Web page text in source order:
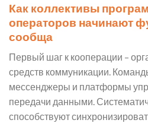
Как коллективы
операторов начинают
сообща
Первый шаг к кооперации –
средств коммуникации.
мессенджеры и платформы
передачи данными.
способствуют